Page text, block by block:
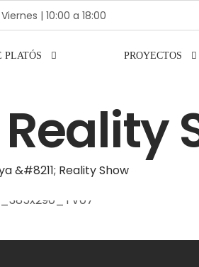
| 10:00 a 18:00
PLATÓS PROYECTOS
&#8211; Reality Show